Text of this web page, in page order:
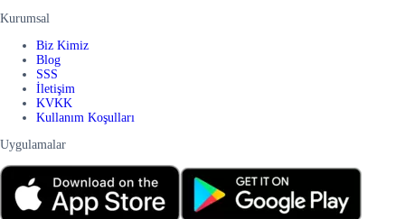
Kurumsal
Biz Kimiz
Blog
SSS
İletişim
KVKK
Kullanım Koşulları
Uygulamalar